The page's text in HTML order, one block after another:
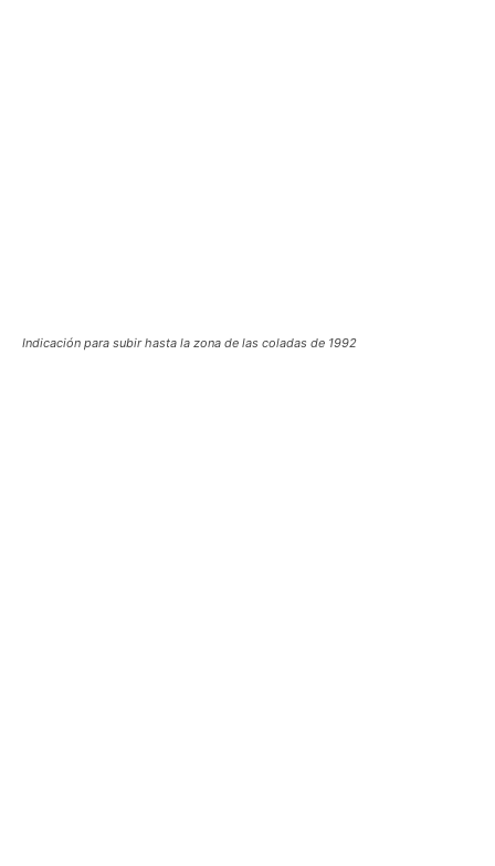
Indicación para subir hasta la zona de las coladas de 1992